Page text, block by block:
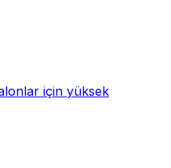
için yüksek